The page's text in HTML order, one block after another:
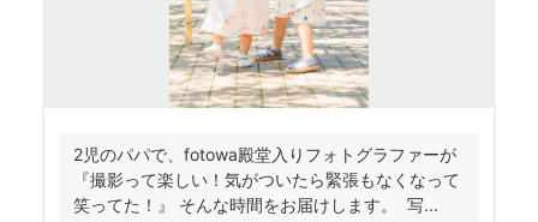
2児のパパで、fotowa殿堂入りフォトグラファーが
『撮影って楽しい！気がついたら緊張もなくなって
笑ってた！』 そんな時間をお届けします。 写...